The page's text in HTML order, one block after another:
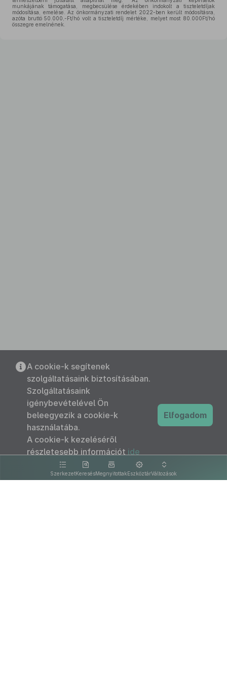
munkájának támogatása, megbecsülése érdekében indokolt a tiszteletdíjak
módosítása, emelése. Az önkormányzati rendelet 2022-ben került módosításra,
azóta bruttó 50.000,-Ft/hó volt a tiszteletdíj mértéke, melyet most 80.000Ft/hó
összegre emelnének.
SzerkezetKeresésMegnyitottakEszköztárVáltozások
A cookie-k segítenek
szolgáltatásaink biztosításában.
Szolgáltatásaink
igénybevételével Ön
beleegyezik a cookie-k
használatába.
A cookie-k kezeléséről
részletesebb információt ide
kattintva olvashat.
Elfogadom